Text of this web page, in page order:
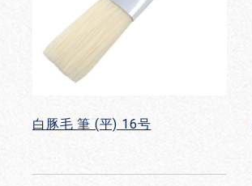
白豚毛 筆 (平) 16号